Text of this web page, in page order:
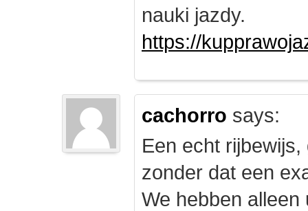
nauki jazdy.
https://
cachorro says:
Een echt
zonder dat een
We hebben